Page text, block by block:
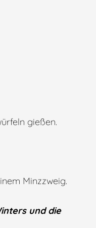
gießen.
Minzzweig.
und die